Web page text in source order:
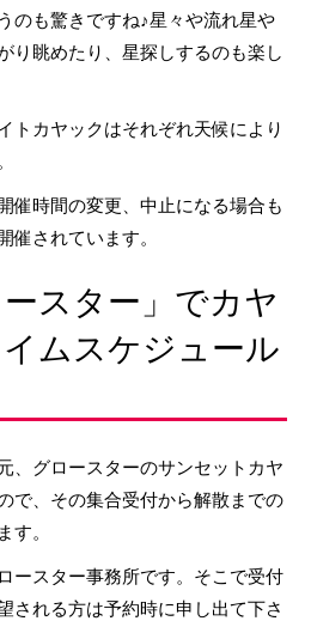
のも驚きですね♪星々や流れ星や
り眺めたり、星探しするのも楽し
トカヤックはそれぞれ天候により
催時間の変更、中止になる場合も
催されています。
スター」でカヤ
ムスケジュール
、グロースターのサンセットカヤ
で、その集合受付から解散までの
。
ースター事務所です。そこで受付
される方は予約時に申し出て下さ